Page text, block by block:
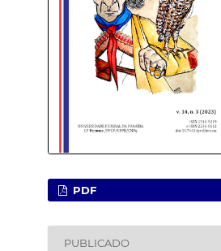
PDF
PUBLICADO